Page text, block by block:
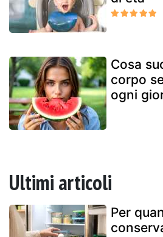
Cosa
corpo
ogni
Ultimi articoli
Per